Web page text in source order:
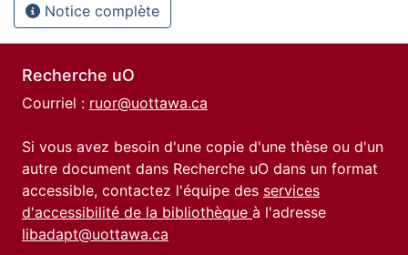
Notice complète
Recherche uO
Courriel : ruor@uottawa.ca
Si vous avez besoin d'une copie d'une thèse ou d'un
autre document dans Recherche uO dans un format
accessible, contactez l'équipe des services
d'accessibilité de la bibliothèque à l'adresse
libadapt@uottawa.ca